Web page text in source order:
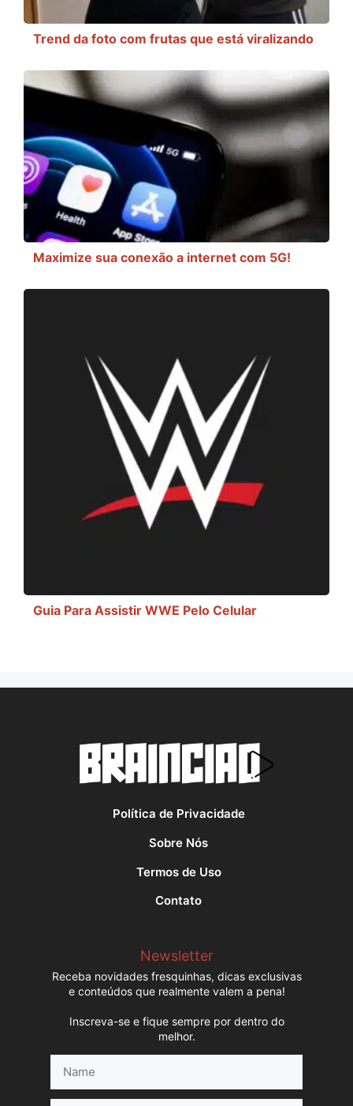
Trend da foto com frutas que está viralizando
Maximize sua conexão a internet com 5G!
Guia Para Assistir WWE Pelo Celular
Política de Privacidade
Sobre Nós
Termos de Uso
Contato
Newsletter
Receba novidades fresquinhas, dicas exclusivas
e conteúdos que realmente valem a pena!
Inscreva-se e fique sempre por dentro do
melhor.